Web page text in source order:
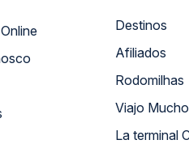
Atendimento Online
Destinos
Afiliados
Rodomilhas
Viajo Mucho